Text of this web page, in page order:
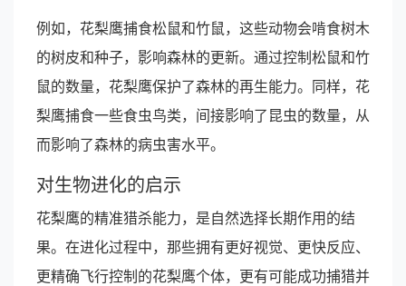
例如，花梨鹰捕食松鼠和竹鼠，这些动物会啃食树木
的树皮和种子，影响森林的更新。通过控制松鼠和竹
鼠的数量，花梨鹰保护了森林的再生能力。同样，花
梨鹰捕食一些食虫鸟类，间接影响了昆虫的数量，从
而影响了森林的病虫害水平。
对生物进化的启示
花梨鹰的精准猎杀能力，是自然选择长期作用的结
果。在进化过程中，那些拥有更好视觉、更快反应、
更精确飞行控制的花梨鹰个体，更有可能成功捕猎并